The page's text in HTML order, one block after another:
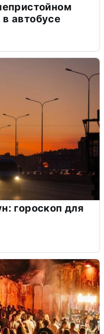
автобусе
гороскоп для